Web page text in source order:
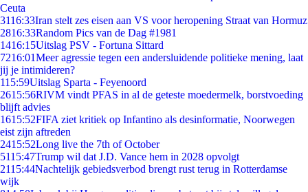
Ceuta
3116:33Iran stelt zes eisen aan VS voor heropening Straat van Hormuz
2816:33Random Pics van de Dag #1981
1416:15Uitslag PSV - Fortuna Sittard
7216:01Meer agressie tegen een andersluidende politieke mening, laat
jij je intimideren?
115:59Uitslag Sparta - Feyenoord
2615:56RIVM vindt PFAS in al de geteste moedermelk, borstvoeding
blijft advies
1615:52FIFA ziet kritiek op Infantino als desinformatie, Noorwegen
eist zijn aftreden
2415:52Long live the 7th of October
5115:47Trump wil dat J.D. Vance hem in 2028 opvolgt
2115:44Nachtelijk gebiedsverbod brengt rust terug in Rotterdamse
wijk